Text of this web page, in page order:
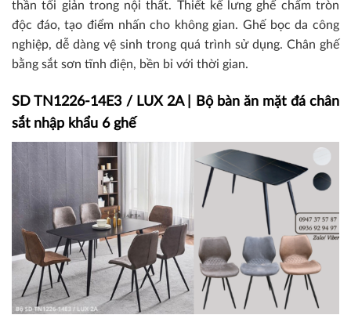
thần tối giản trong nội thất. Thiết kế lưng ghế chấm tròn
độc đáo, tạo điểm nhấn cho không gian. Ghế bọc da công
nghiệp, dễ dàng vệ sinh trong quá trình sử dụng. Chân ghế
bằng sắt sơn tĩnh điện, bền bỉ với thời gian.
SD TN1226-14E3 / LUX 2A | Bộ bàn ăn mặt đá chân
sắt nhập khẩu 6 ghế